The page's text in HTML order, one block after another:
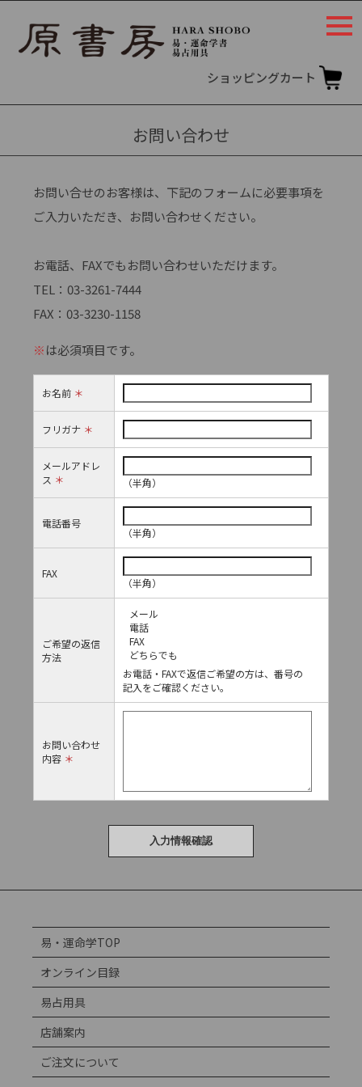
ショッピングカート
お問い合わせ
お問い合せのお客様は、下記のフォームに必要事項を
ご入力いただき、お問い合わせください。
お電話、FAXでもお問い合わせいただけます。
TEL：03-3261-7444
FAX：03-3230-1158
※は必須項目です。
お名前 ＊
フリガナ ＊
メールアドレ
ス ＊ （半角）
電話番号
（半角）
FAX
（半角）
ご希望の返信
方法
メール
電話
FAX
どちらでも
お電話・FAXで返信ご希望の方は、番号の
記入をご確認ください。
お問い合わせ
内容 ＊
易・運命学TOP
オンライン目録
易占用具
店舗案内
ご注文について